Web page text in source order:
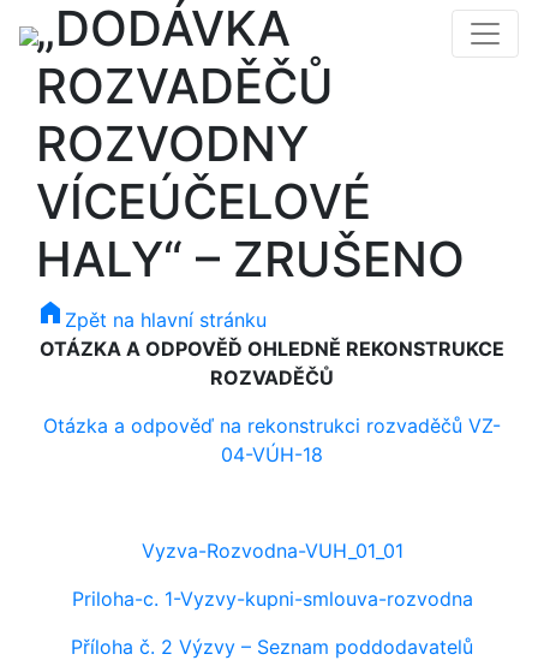
„DODÁVKA
ROZVADĚČŮ
ROZVODNY
VÍCEÚČELOVÉ
HALY“ – ZRUŠENO
home Zpět na hlavní stránku
OTÁZKA A ODPOVĚĎ OHLEDNĚ REKONSTRUKCE
ROZVADĚČŮ
Otázka a odpověď na rekonstrukci rozvaděčů VZ-
04-VÚH-18
Vyzva-Rozvodna-VUH_01_01
Priloha-c. 1-Vyzvy-kupni-smlouva-rozvodna
Příloha č. 2 Výzvy – Seznam poddodavatelů